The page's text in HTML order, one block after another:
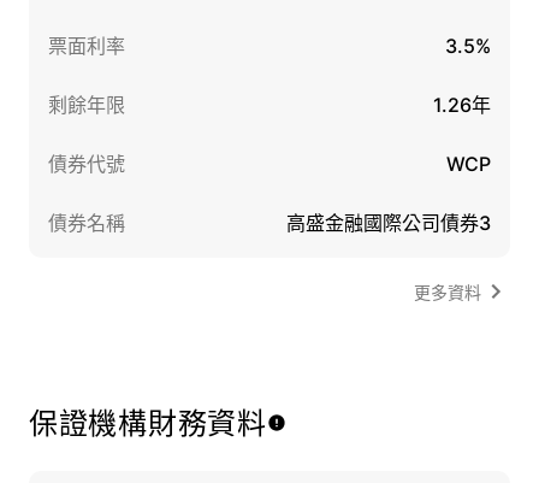
票面利率 3.5%
剩餘年限 1.26年
債券代號 WCP
債券名稱 高盛金融國際公司債券3
更多資料
保證機構財務資料